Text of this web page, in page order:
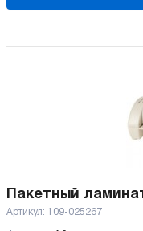
Пакетный
Артикул: 109-025267